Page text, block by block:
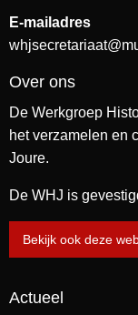
E-mailadres
Over ons
De Werkgroep
het verzamelen en
Joure.
De WHJ is
Bekijk ook deze
Actueel